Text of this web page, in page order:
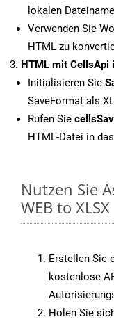
lokalen
Verwenden Sie
HTML zu
HTML mit CellsApi
Initialisieren Sie
SaveFormat als
Rufen Sie
HTML-Datei in
Nutzen Sie
WEB to XLSX
Erstellen Sie
kostenlose
Holen Sie